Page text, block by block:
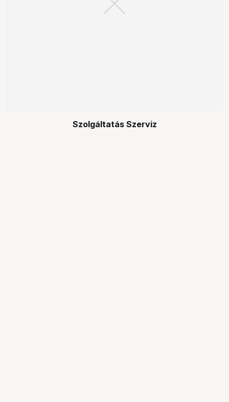
Szolgáltatás Szerviz